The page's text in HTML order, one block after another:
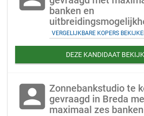
banken en
VERGELIJKBARE KOPERS
DEZE KANDIDAAT
account_box Zonnebankstudio te
gevraagd in Breda
maximaal zes banken